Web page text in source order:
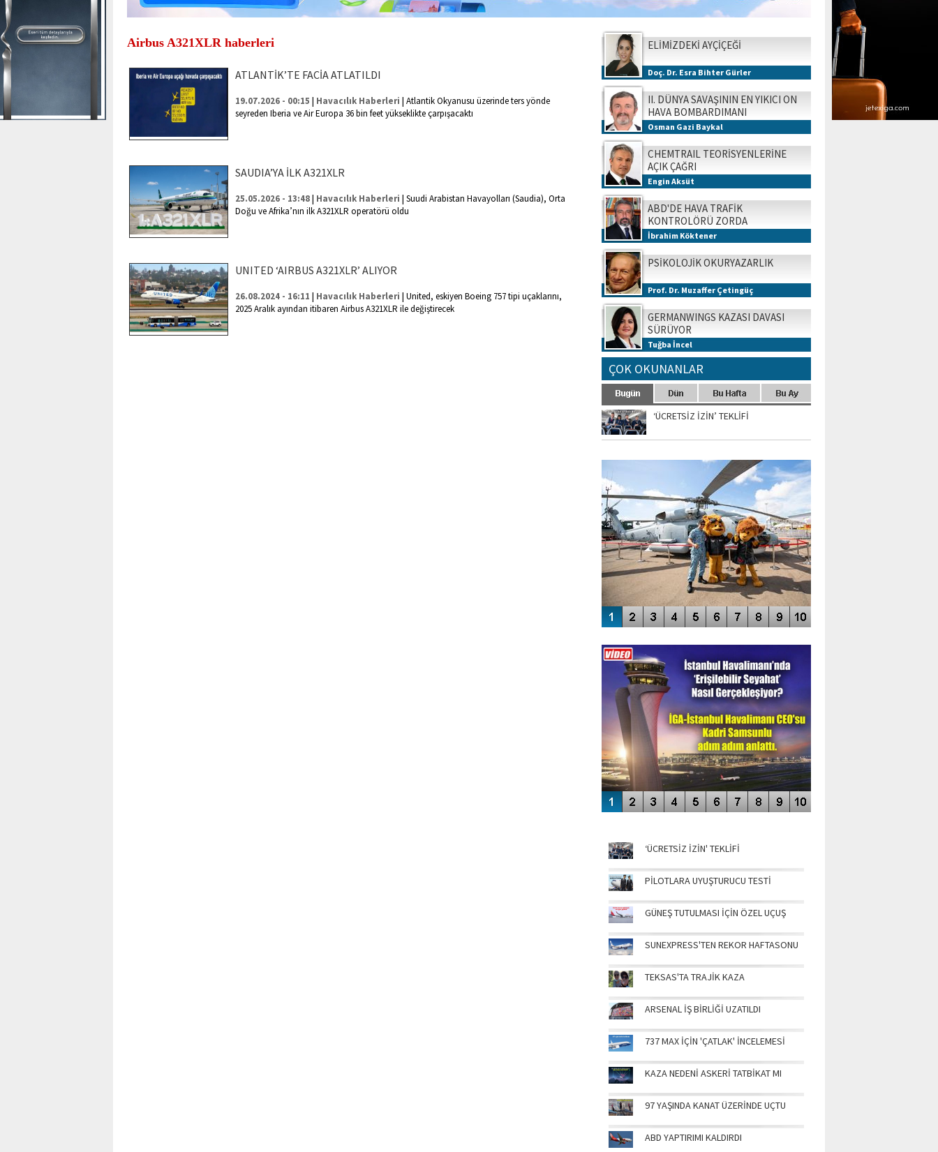
Airbus A321XLR haberleri
ATLANTİK’TE FACİA ATLATILDI
19.07.2026 - 00:15 | Havacılık Haberleri | Atlantik Okyanusu üzerinde ters yönde
seyreden Iberia ve Air Europa 36 bin feet yükseklikte çarpışacaktı
SAUDIA’YA İLK A321XLR
25.05.2026 - 13:48| Havacılık Haberleri | Suudi Arabistan Havayolları (Saudia), Orta
Doğu ve Afrika’nın ilk A321XLR operatörü oldu
UNITED ‘AIRBUS A321XLR’ ALIYOR
26.08.2024 - 16:11 | Havacılık Haberleri | United, eskiyen Boeing 757 tipi uçaklarını,
2025 Aralık ayından itibaren Airbus A321XLR ile değiştirecek
ELİMİZDEKİ AYÇİÇEĞİ
Doç. Dr. Esra Bihter Gürler
II. DÜNYA SAVAŞININ EN YIKICI ON
HAVA BOMBARDIMANI
Osman Gazi Baykal
CHEMTRAIL TEORİSYENLERİNE
AÇIK ÇAĞRI
Engin Aksüt
ABD'DE HAVA TRAFİK
KONTROLÖRÜ ZORDA
İbrahim Köktener
PSİKOLOJİK OKURYAZARLIK
Prof. Dr. Muzaffer Çetingüç
GERMANWINGS KAZASI DAVASI
SÜRÜYOR
Tuğba İncel
ÇOK OKUNANLAR
‘ÜCRETSİZ İZİN’ TEKLİFİ
SİNGAPUR AIRSHOW-2020
ENGELLERİN AŞILDIĞI HAVALİMANI
‘ÜCRETSİZ İZİN' TEKLİFİ
PİLOTLARA UYUŞTURUCU TESTİ
GÜNEŞ TUTULMASI İÇİN ÖZEL UÇUŞ
SUNEXPRESS'TEN REKOR HAFTASONU
TEKSAS'TA TRAJİK KAZA
ARSENAL İŞ BİRLİĞİ UZATILDI
737 MAX İÇİN 'ÇATLAK' İNCELEMESİ
KAZA NEDENİ ASKERİ TATBİKAT MI
97 YAŞINDA KANAT ÜZERİNDE UÇTU
ABD YAPTIRIMI KALDIRDI